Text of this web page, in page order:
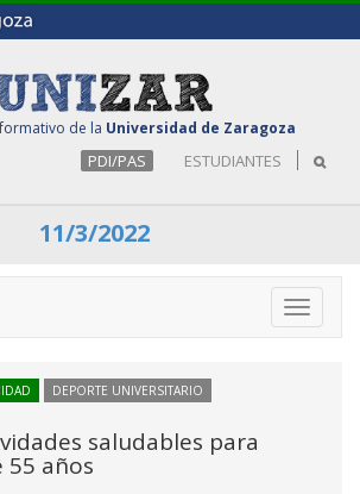
de la Universidad de Zaragoza
PDI/PAS ESTUDIANTES
11/3/2022
Toggle
DEPORTE UNIVERSITARIO
saludables para
55 años